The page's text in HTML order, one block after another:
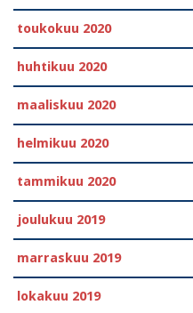
toukokuu 2020
huhtikuu 2020
maaliskuu 2020
helmikuu 2020
tammikuu 2020
joulukuu 2019
marraskuu 2019
lokakuu 2019